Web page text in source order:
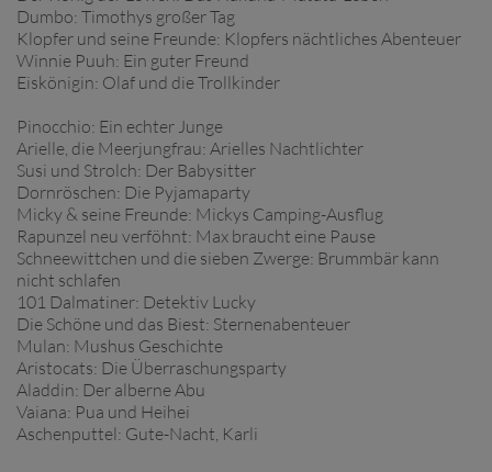
Dumbo: Timothys großer Tag
Klopfer und seine Freunde: Klopfers nächtliches Abenteuer
Winnie Puuh: Ein guter Freund
Eiskönigin: Olaf und die Trollkinder
Pinocchio: Ein echter Junge
Arielle, die Meerjungfrau: Arielles Nachtlichter
Susi und Strolch: Der Babysitter
Dornröschen: Die Pyjamaparty
Micky & seine Freunde: Mickys Camping-Ausflug
Rapunzel neu verföhnt: Max braucht eine Pause
Schneewittchen und die sieben Zwerge: Brummbär kann
nicht schlafen
101 Dalmatiner: Detektiv Lucky
Die Schöne und das Biest: Sternenabenteuer
Mulan: Mushus Geschichte
Aristocats: Die Überraschungsparty
Aladdin: Der alberne Abu
Vaiana: Pua und Heihei
Aschenputtel: Gute-Nacht, Karli